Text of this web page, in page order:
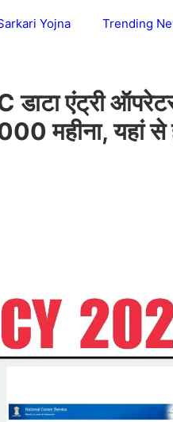
Yojna Trending
एंट्री ऑपरेटर
महीना, यहां से